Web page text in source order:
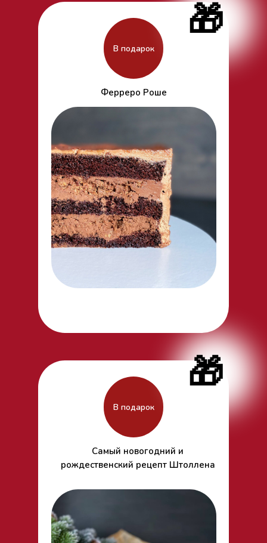
Самый новогодний и
рождественский рецепт Штоллена
В подарок
Ферреро Роше
В подарок
🎁
🎁